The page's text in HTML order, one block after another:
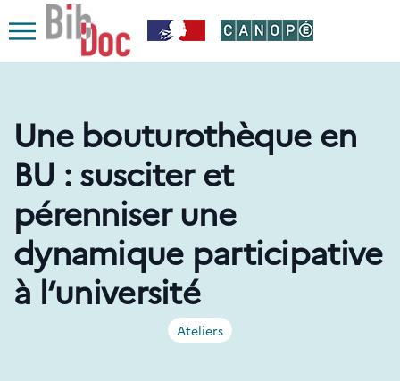
Une bouturothèque en
BU : susciter et
pérenniser une
dynamique participative
à l’université
Ateliers
Le respect de votre vie privée est notre priorité